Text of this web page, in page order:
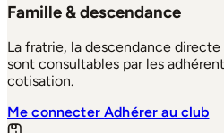
Famille & descendance
La fratrie, la descendance
sont consultables par les
cotisation.
Me connecterAdhérer au club